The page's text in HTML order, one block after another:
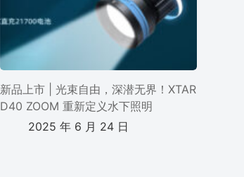
新品上市 | 光束自由，深潜无界！XTAR
D40 ZOOM 重新定义水下照明
2025 年 6 月 24 日